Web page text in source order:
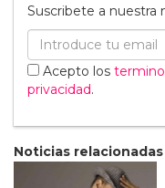
Suscribete a nuestra
Acepto los
privacidad.
Noticias relacionadas